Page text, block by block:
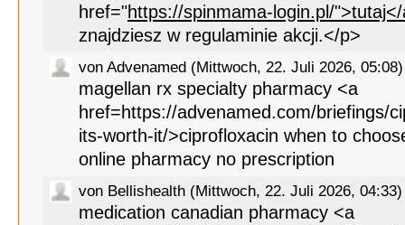
href="https://spinmama-login.pl/
znajdziesz w regulaminie akcji.</p>
von Advenamed (Mittwoch, 22. Juli 2026, 05:08)
magellan rx specialty pharmacy <a
href=https://advenamed.com/briefings/
its-worth-it/>ciprofloxacin when to
online pharmacy no prescription
von Bellishealth (Mittwoch, 22. Juli 2026, 04:33)
medication canadian pharmacy <a